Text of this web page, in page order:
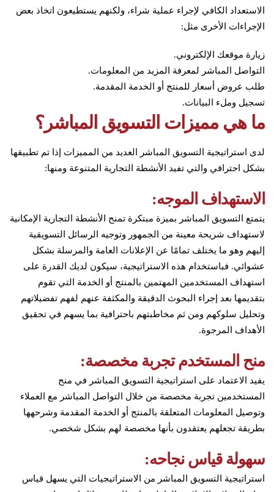
الاستعداد الكافي لإجراء عملية شراء، ولكنهم يستطيعون اتخاذ بعض
الإجراءات الأخرى مثل:
زيارة موقعك الإلكتروني.
التواصل المباشر لمعرفة المزيد من المعلومات.
طلب عروض أسعار للمنتج أو الخدمة المقدمة.
تسجيل وملء البيانات.
ما هي مميزات التسويق المباشر؟
لدى استراتيجية التسويق المباشر العديد من المميزات إذا تم تطبيقها
بشكل احترافي والتي تفيد الأنشطة التجارية المتنوعة ومنها:
الاستهداف الموجه:
يتمتع التسويق المباشر بميزة مبتكرة تمنح الأنشطة التجارية الإمكانية
لاستهداف شريحة معينة من الجمهور وتوجيه الرسائل التسويقية
إليهم وهو ما يختلف تمامًا عن الإعلانات العامة والمرسلة بشكل
عشوائي. فباستخدام هذه الاستراتيجية، سيكون لديك القدرة على
استهداف المستخدمين المهتمين بالمنتج أو الخدمة التي تقوم
بتقديمها بعد إجراء البحوث الدقيقة والمكثفة عنهم لفهم تفضيلاتهم
وتحليل سلوكهم ومن ثم مخاطبتهم باحترافية بما يسهم في تحقيق
الأهداف المرجوة.
منح المستخدم تجربة مخصصة:
يفيد الاعتماد على استراتيجية التسويق المباشر في منح
المستخدمين تجربة مخصصة من خلال التواصل المباشر مع العملاء
وتوصيل المعلومات المتعلقة بالمنتج أو الخدمة المقدمة وشرحهها
بطريقة تجعلهم يعتقدون بأنها مخصصة لهم بشكل شخصي.
سهولة قياس نجاحه:
استراتيجية التسويق المباشر من الاستراتيجيات التي يسهل قياس